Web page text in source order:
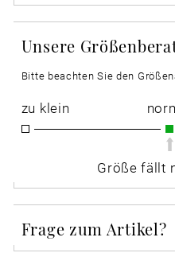
Unsere
Bitte beachten Sie den
zu klein
Größe fällt
Frage zum Artikel?